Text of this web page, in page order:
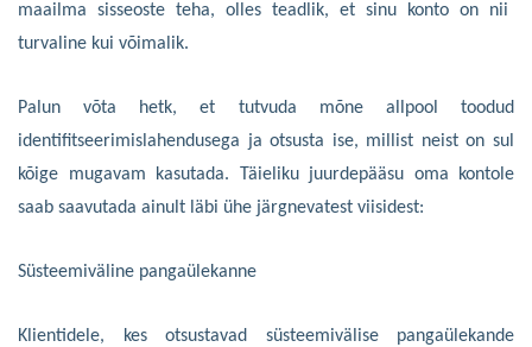
maailma sisseoste teha, olles teadlik, et sinu konto on nii
turvaline kui võimalik.
Palun võta hetk, et tutvuda mõne allpool toodud
identifitseerimislahendusega ja otsusta ise, millist neist on sul
kõige mugavam kasutada. Täieliku juurdepääsu oma kontole
saab saavutada ainult läbi ühe järgnevatest viisidest:
Süsteemiväline pangaülekanne
Klientidele, kes otsustavad süsteemivälise pangaülekande